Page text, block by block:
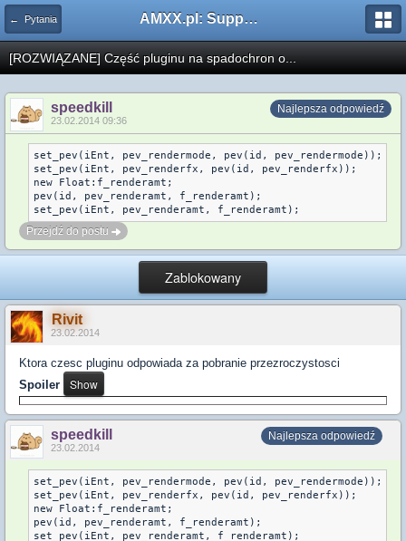
← Pytania AMXX.pl: Support AMX Mod X i SourceMod
[ROZWIĄZANE] Część pluginu na spadochron o...
Najlepsza odpowiedź
speedkill
23.02.2014 09:36
set_pev(iEnt, pev_rendermode, pev(id, pev_rendermode));
set_pev(iEnt, pev_renderfx, pev(id, pev_renderfx));
new Float:f_renderamt;
pev(id, pev_renderamt, f_renderamt);
set_pev(iEnt, pev_renderamt, f_renderamt);
Przejdź do postu
Zablokowany
Rivit
23.02.2014
Ktora czesc pluginu odpowiada za pobranie przezroczystosci
Spoiler
Najlepsza odpowiedź
speedkill
23.02.2014
set_pev(iEnt, pev_rendermode, pev(id, pev_rendermode));
set_pev(iEnt, pev_renderfx, pev(id, pev_renderfx));
new Float:f_renderamt;
pev(id, pev_renderamt, f_renderamt);
set_pev(iEnt, pev_renderamt, f_renderamt);